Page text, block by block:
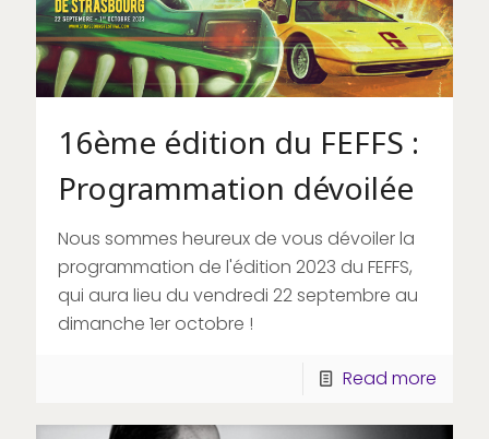
16ème édition du FEFFS :
Programmation dévoilée
Nous sommes heureux de vous dévoiler la
programmation de l'édition 2023 du FEFFS,
qui aura lieu du vendredi 22 septembre au
dimanche 1er octobre !
Read more